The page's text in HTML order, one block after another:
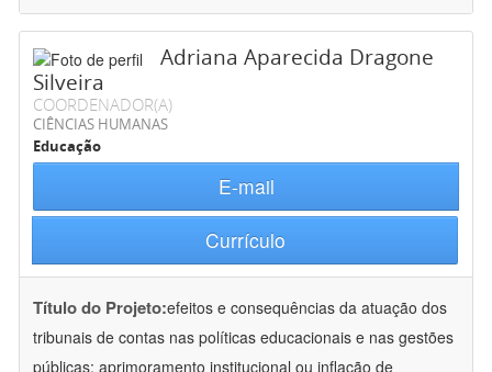
Adriana Aparecida Dragone
Silveira
COORDENADOR(A)
CIÊNCIAS HUMANAS
Educação
E-mail
Currículo
Título do Projeto:efeitos e consequências da atuação dos
tribunais de contas nas políticas educacionais e nas gestões
públicas: aprimoramento institucional ou inflação de